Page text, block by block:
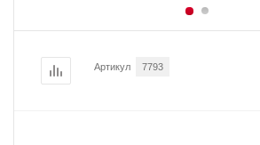
Артикул 7793